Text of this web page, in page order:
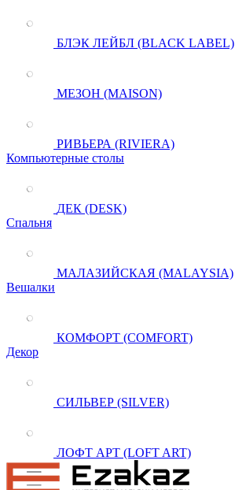
БЛЭК ЛЕЙБЛ (BLACK LABEL)
МЕЗОН (MAISON)
РИВЬЕРА (RIVIERA)
Компьютерные столы
ДЕК (DESK)
Спальня
МАЛАЗИЙСКАЯ (MALAYSIA)
Вешалки
КОМФОРТ (COMFORT)
Декор
СИЛЬВЕР (SILVER)
ЛОФТ АРТ (LOFT ART)